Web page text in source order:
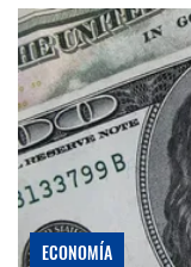
ECONOMÍA